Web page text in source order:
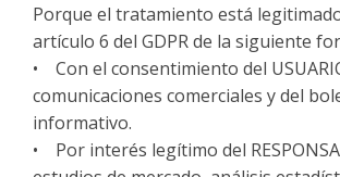
Porque el tratamiento está
artículo 6 del GDPR de la siguiente
• Con el consentimiento del
comunicaciones comerciales y del
informativo.
• Por interés legítimo del